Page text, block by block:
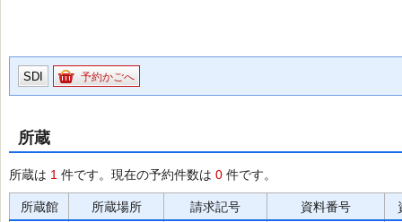
SDI 予約かごへ
所蔵
所蔵は 1 件です。現在の予約件数は 0 件です。
所蔵館 所蔵場所 請求記号 資料番号